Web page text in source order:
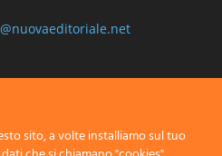
sito, a volte installiamo sul tuo